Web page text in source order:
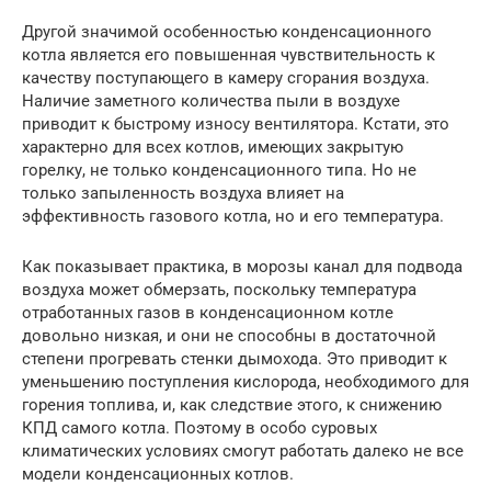
Другой значимой особенностью конденсационного
котла является его повышенная чувствительность к
качеству поступающего в камеру сгорания воздуха.
Наличие заметного количества пыли в воздухе
приводит к быстрому износу вентилятора. Кстати, это
характерно для всех котлов, имеющих закрытую
горелку, не только конденсационного типа. Но не
только запыленность воздуха влияет на
эффективность газового котла, но и его температура.
Как показывает практика, в морозы канал для подвода
воздуха может обмерзать, поскольку температура
отработанных газов в конденсационном котле
довольно низкая, и они не способны в достаточной
степени прогревать стенки дымохода. Это приводит к
уменьшению поступления кислорода, необходимого для
горения топлива, и, как следствие этого, к снижению
КПД самого котла. Поэтому в особо суровых
климатических условиях смогут работать далеко не все
модели конденсационных котлов.